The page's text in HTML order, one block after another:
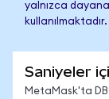
yalnızca
kullanılmaktadır.
Saniyeler
MetaMask'ta